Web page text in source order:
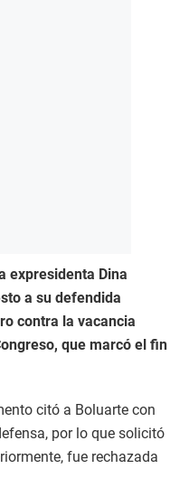
expresidenta Dina
a su defendida
contra la vacancia
que marcó el fin
citó a Boluarte con
por lo que solicitó
fue rechazada